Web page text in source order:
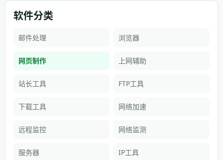
软件分类
邮件处理 浏览器
网页制作 上网辅助
站长工具 FTP工具
下载工具 网络加速
远程监控 网络监测
服务器 IP工具